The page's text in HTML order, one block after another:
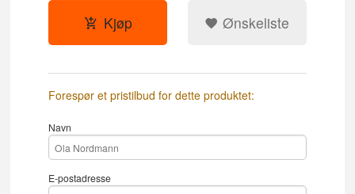
Kjøp Ønskeliste
Forespør et pristilbud for dette produktet:
Navn
E-postadresse